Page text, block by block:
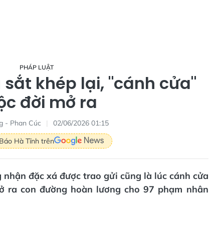
PHÁP LUẬT
khép lại, "cánh cửa"
đời mở ra
- Phan Cúc
02/06/2026 01:15
Hà Tĩnh trên
đặc xá được trao gửi cũng là lúc cánh cửa
ra con đường hoàn lương cho 97 phạm nhân